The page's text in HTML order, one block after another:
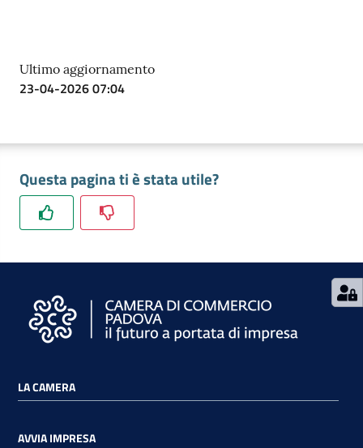
Newsle
tter
Stampa
su
Ultimo aggiornamento
23-04-2026 07:04
Questa pagina ti è stata utile?
LA CAMERA
AVVIA IMPRESA